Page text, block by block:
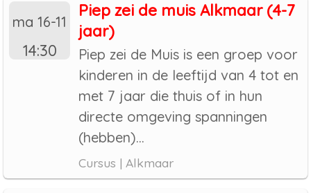
ma 16-11
14:30
Piep zei de muis Alkmaar (4-7
jaar)
Piep zei de Muis is een groep voor
kinderen in de leeftijd van 4 tot en
met 7 jaar die thuis of in hun
directe omgeving spanningen
(hebben)...
Cursus | Alkmaar